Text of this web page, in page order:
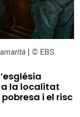
| © EBS
a la localitat
i el risc